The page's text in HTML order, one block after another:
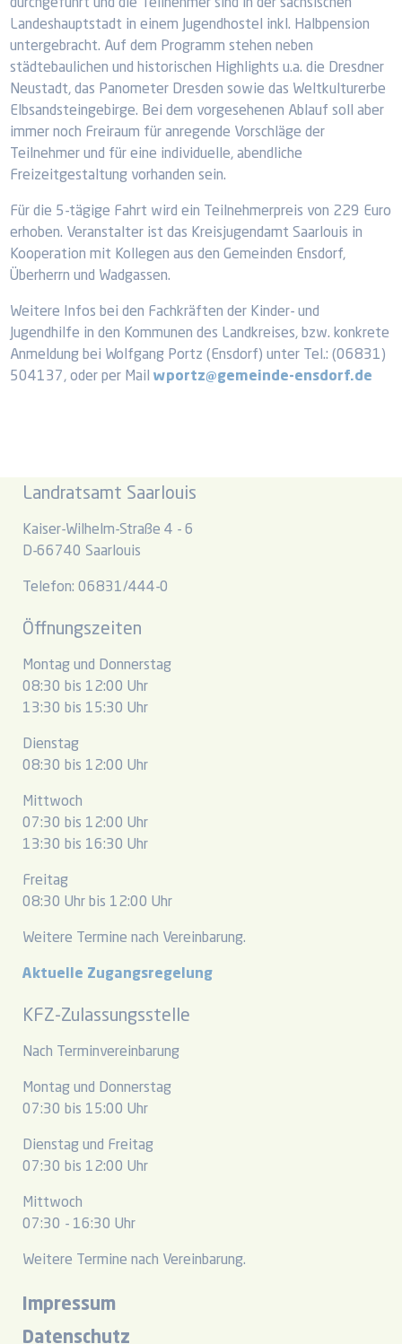
durchgeführt und die Teilnehmer sind in der sächsischen
Landeshauptstadt in einem Jugendhostel inkl. Halbpension
untergebracht. Auf dem Programm stehen neben
städtebaulichen und historischen Highlights u.a. die Dresdner
Neustadt, das Panometer Dresden sowie das Weltkulturerbe
Elbsandsteingebirge. Bei dem vorgesehenen Ablauf soll aber
immer noch Freiraum für anregende Vorschläge der
Teilnehmer und für eine individuelle, abendliche
Freizeitgestaltung vorhanden sein.
Für die 5-tägige Fahrt wird ein Teilnehmerpreis von 229 Euro
erhoben. Veranstalter ist das Kreisjugendamt Saarlouis in
Kooperation mit Kollegen aus den Gemeinden Ensdorf,
Überherrn und Wadgassen.
Weitere Infos bei den Fachkräften der Kinder- und
Jugendhilfe in den Kommunen des Landkreises, bzw. konkrete
Anmeldung bei Wolfgang Portz (Ensdorf) unter Tel.: (06831)
504137, oder per Mailwportz@gemeinde-ensdorf.de
Landratsamt Saarlouis
Kaiser-Wilhelm-Straße 4 - 6
D-66740 Saarlouis
Telefon: 06831/444-0
Öffnungszeiten
Montag und Donnerstag
08:30 bis 12:00 Uhr
13:30 bis 15:30 Uhr
Dienstag
08:30 bis 12:00 Uhr
Mittwoch
07:30 bis 12:00 Uhr
13:30 bis 16:30 Uhr
Freitag
08:30 Uhr bis 12:00 Uhr
Weitere Termine nach Vereinbarung.
Aktuelle Zugangsregelung
KFZ-Zulassungsstelle
Nach Terminvereinbarung
Montag und Donnerstag
07:30 bis 15:00 Uhr
Dienstag und Freitag
07:30 bis 12:00 Uhr
Mittwoch
07:30 - 16:30 Uhr
Weitere Termine nach Vereinbarung.
Impressum
Datenschutz